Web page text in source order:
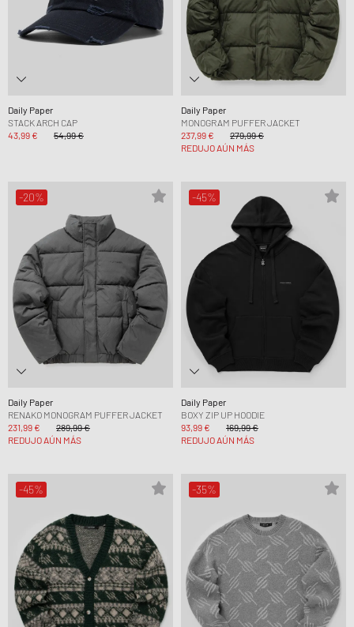
Daily Paper
STACK ARCH CAP
43,99 €
54,99 €
Daily Paper
MONOGRAM PUFFER JACKET
237,99 €
279,99 €
REDUJO AÚN MÁS
-20%
Daily Paper
RENAKO MONOGRAM PUFFER JACKET
231,99 €
289,99 €
REDUJO AÚN MÁS
-45%
Daily Paper
BOXY ZIP UP HOODIE
93,99 €
169,99 €
REDUJO AÚN MÁS
-45% -35%